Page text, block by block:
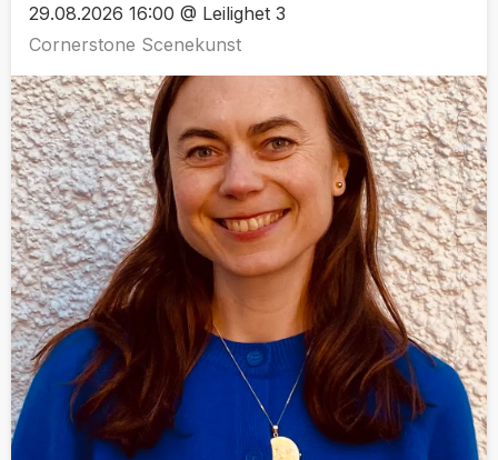
29.08.2026 16:00 @ Leilighet 3
Cornerstone Scenekunst